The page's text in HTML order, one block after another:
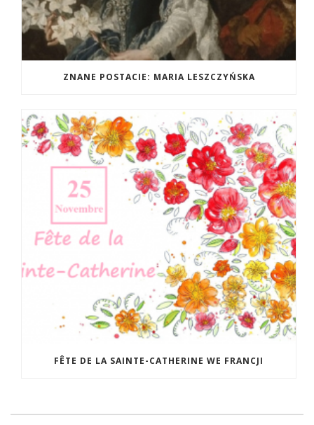
ZNANE POSTACIE: MARIA LESZCZYŃSKA
FÊTE DE LA SAINTE-CATHERINE WE FRANCJI